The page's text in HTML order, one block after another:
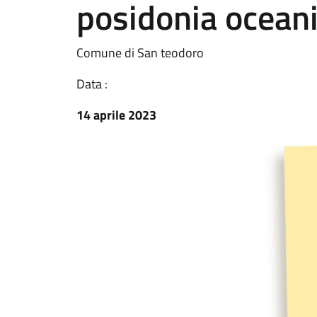
posidonia
Comune di San teodoro
Data :
14 aprile 2023